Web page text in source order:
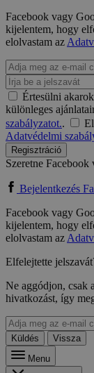
Facebook vagy
kijelentem, hogy
elolvastam az
Értesülni
különleges
szabályzatot..
Adatvédelmi
Regisztráció
Szeretne
Bejelentkezés
Facebook vagy
kijelentem, hogy
elolvastam az
Elfelejtette
Ne aggódjon, csak
hivatkozást, így
Küldés
Vissza
Menu